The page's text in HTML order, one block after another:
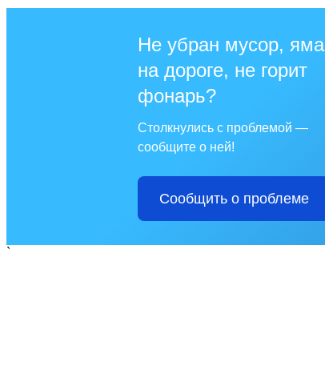
Не убран мусор, яма
на дороге, не горит
фонарь?
Столкнулись с проблемой —
сообщите о ней!
Сообщить о проблеме
`